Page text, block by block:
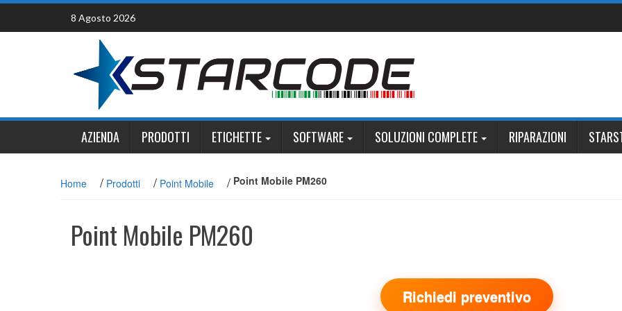
Skip
content
8 Agosto 2026
AZIENDA PRODOTTI ETICHETTE SOFTWARE SOLUZIONI COMPLETE RIPARAZIONI
Home / Prodotti / Point Mobile / Point Mobile PM260
Point Mobile PM260
Richiedi preventivo